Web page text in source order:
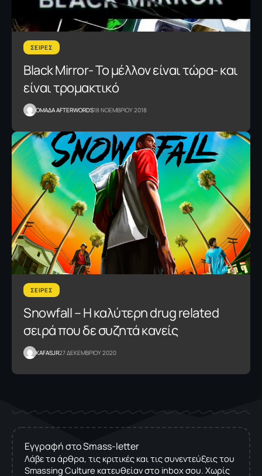
ΣΕΙΡΕΣ
Βlack Mirror- Το μέλλον είναι τώρα- και
είναι τρομακτικό
OΜΑΔΑ AFTERWORDS18 ΝΟΕΜΒΡΙΟΥ 2018
ΣΕΙΡΕΣ
Snowfall – Η καλύτερη drug related
σειρά που δε συζητά κανείς
KAFASJR27 ΔΕΚΕΜΒΡΙΟΥ 2020
Εγγραφή στο Smass-letter
Λάβε τα άρθρα, τις κριτικές και τις συνεντεύξεις του
Smassing Culture κατευθείαν στο inbox σου. Χωρίς